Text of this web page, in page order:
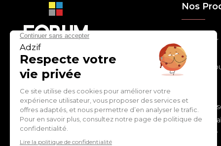
contact@adzif.biz
ZI de Cantimpré Avenue de
l'Europe CS60014
59400 CAMBRAI - FRANCE
Tél :03 27 74 97 00
Nos
> Relooker
> Habiller
>
>
>
> S'inspirer